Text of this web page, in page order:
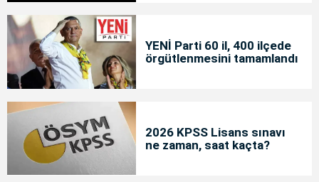
YENİ Parti 60 il, 400 ilçede
örgütlenmesini tamamlandı
2026 KPSS Lisans sınavı
ne zaman, saat kaçta?